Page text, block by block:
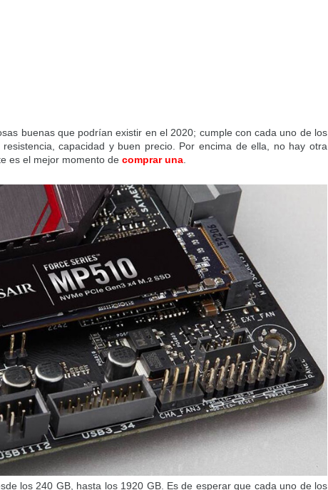
buenas que podrían existir en el 2020; cumple con cada uno de los
capacidad y buen precio. Por encima de ella, no hay otra
es el mejor momento de comprar una
los 240 GB, hasta los 1920 GB. Es de esperar que cada uno de los